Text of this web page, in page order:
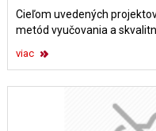
Cieľom uvedených
metód vyučovania a
viac